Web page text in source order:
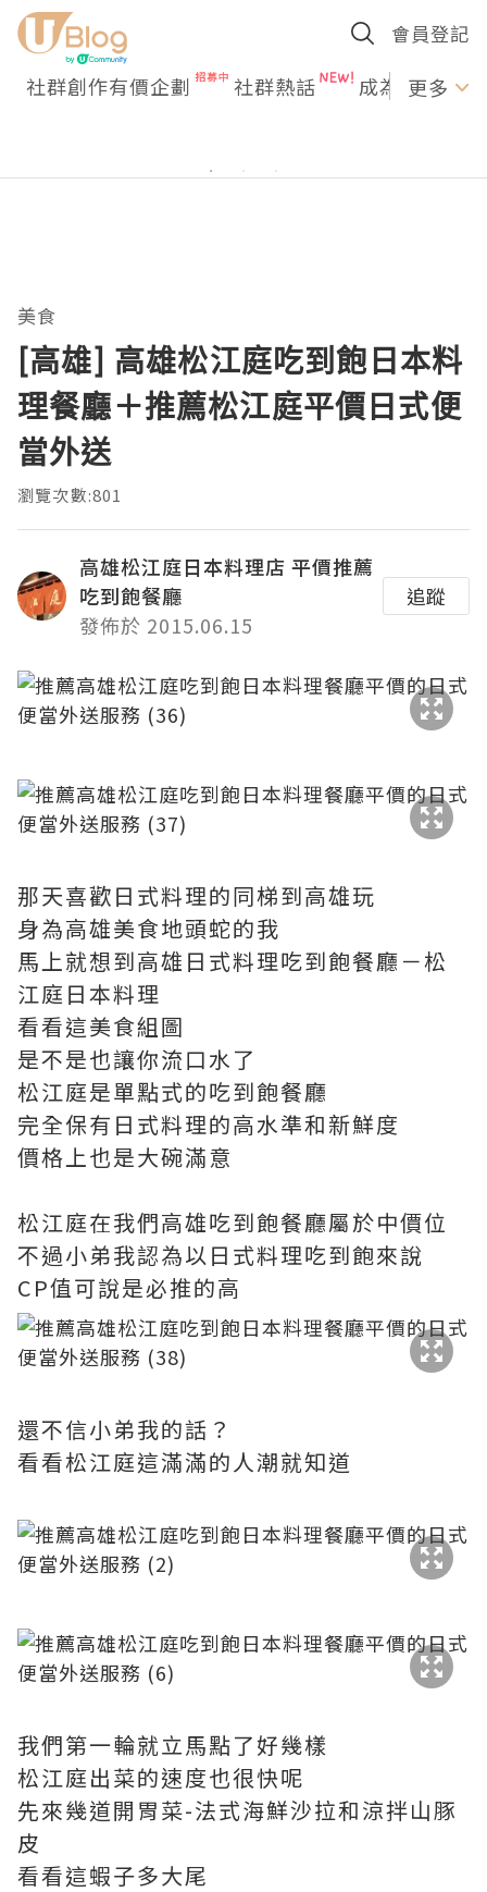
會員登記
社群創作有價企劃 社群熱話 成為U更多
美食
[高雄] 高雄松江庭吃到飽日本料
理餐廳＋推薦松江庭平價日式便
當外送
瀏覽次數:801
高雄松江庭日本料理店 平價推薦
吃到飽餐廳
發佈於 2015.06.15
追蹤
那天喜歡日式料理的同梯到高雄玩
身為高雄美食地頭蛇的我
馬上就想到高雄日式料理吃到飽餐廳－松
江庭日本料理
看看這美食組圖
是不是也讓你流口水了
松江庭是單點式的吃到飽餐廳
完全保有日式料理的高水準和新鮮度
價格上也是大碗滿意
松江庭在我們高雄吃到飽餐廳屬於中價位
不過小弟我認為以日式料理吃到飽來說
CP值可說是必推的高
還不信小弟我的話？
看看松江庭這滿滿的人潮就知道
我們第一輪就立馬點了好幾樣
松江庭出菜的速度也很快呢
先來幾道開胃菜-法式海鮮沙拉和涼拌山豚
皮
看看這蝦子多大尾